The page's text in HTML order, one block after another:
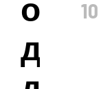
д